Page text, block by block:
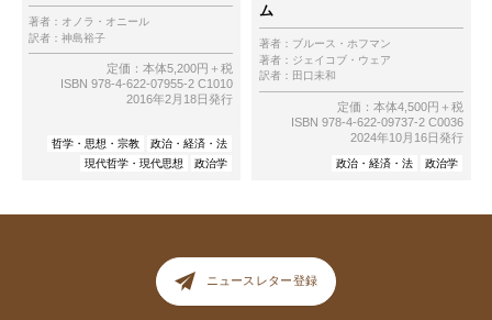
著者： オノラ・オニール
訳者： 神島裕子
定価：本体5,200円＋税
ISBN 978-4-622-07955-2 C1010
2016年2月18日発行
哲学・思想・宗教
政治・経済・法
現代哲学・現代思想
政治学
ム
著者： ブルース・ホフマン
著者： ジェイコブ・ウェア
訳者： 田口未和
定価：本体4,500円＋税
ISBN 978-4-622-09737-2 C0036
2024年10月16日発行
政治・経済・法 政治学
ニュースレター登録